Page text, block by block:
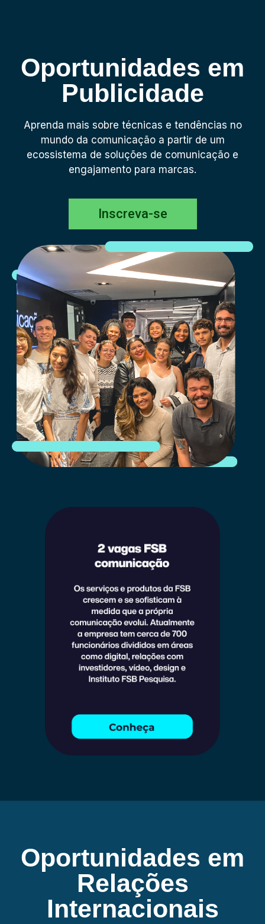
Oportunidades em
Publicidade
Aprenda mais sobre técnicas e tendências no
mundo da comunicação a partir de um
ecossistema de soluções de comunicação e
engajamento para marcas.
Inscreva-se
Oportunidades em
Relações
Internacionais